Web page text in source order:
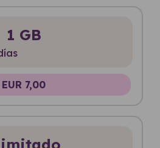
1 GB
EUR 7,00